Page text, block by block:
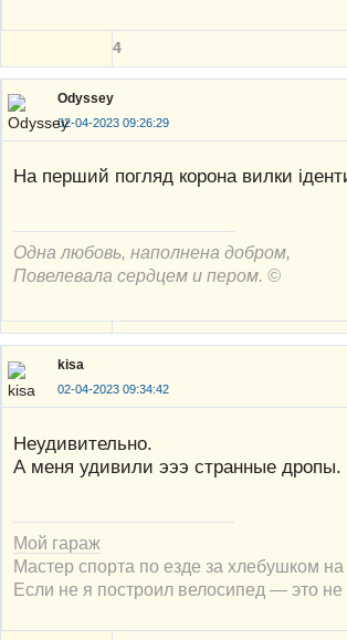
4
Odyssey
02-04-2023 09:26:29
На перший погляд корона вилки
Одна любовь, наполнена добром,
Повелевала сердцем и пером. ©
kisa
02-04-2023 09:34:42
Неудивительно.
А меня удивили эээ странные дропы.
Мой гараж
Мастер спорта по езде за хлебушком
Если не я построил велосипед — это